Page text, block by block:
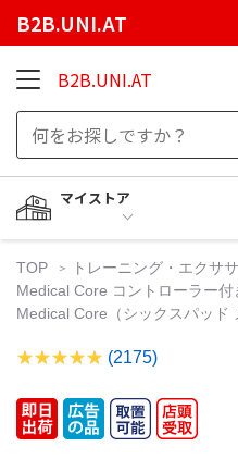
B2B.UNI.AT
B2B.UNI.AT
マイストア
TOP トレーニング・エクサ
Medical Core コントローラー
Medical Core（シックスパッド
(2175)